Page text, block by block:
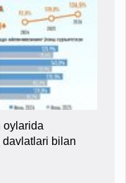
oylarida
davlatlari bilan